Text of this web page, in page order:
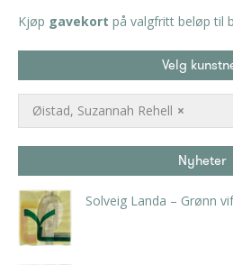
Kjøp gavekort på valgfritt beløp til
Velg
×
Øistad, Suzannah Rehell
Nyheter
Solveig Landa – Grønn